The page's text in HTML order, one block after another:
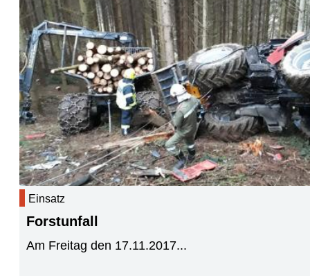
Einsatz
Forstunfall
Am Freitag den 17.11.2017...